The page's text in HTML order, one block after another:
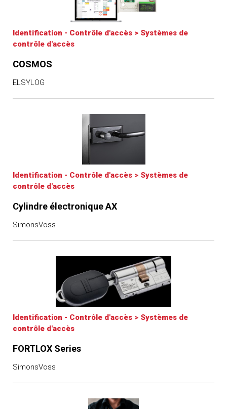
Identification - Contrôle d'accès > Systèmes de
contrôle d'accès
COSMOS
ELSYLOG
Identification - Contrôle d'accès > Systèmes de
contrôle d'accès
Cylindre électronique AX
SimonsVoss
Identification - Contrôle d'accès > Systèmes de
contrôle d'accès
FORTLOX Series
SimonsVoss